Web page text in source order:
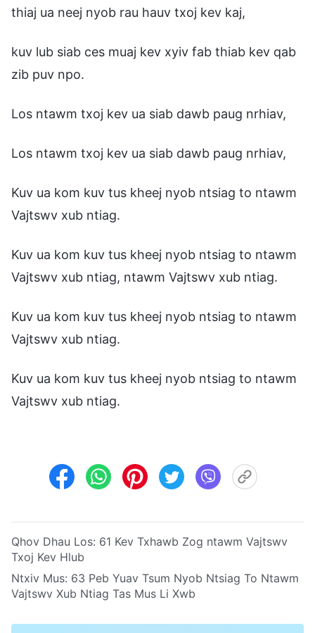
thiaj ua neej nyob rau hauv txoj kev kaj,
kuv lub siab ces muaj kev xyiv fab thiab kev qab
zib puv npo.
Los ntawm txoj kev ua siab dawb paug nrhiav,
Los ntawm txoj kev ua siab dawb paug nrhiav,
Kuv ua kom kuv tus kheej nyob ntsiag to ntawm
Vajtswv xub ntiag.
Kuv ua kom kuv tus kheej nyob ntsiag to ntawm
Vajtswv xub ntiag, ntawm Vajtswv xub ntiag.
Kuv ua kom kuv tus kheej nyob ntsiag to ntawm
Vajtswv xub ntiag.
Kuv ua kom kuv tus kheej nyob ntsiag to ntawm
Vajtswv xub ntiag.
Qhov Dhau Los: 61 Kev Txhawb Zog ntawm Vajtswv
Txoj Kev Hlub
Ntxiv Mus: 63 Peb Yuav Tsum Nyob Ntsiag To Ntawm
Vajtswv Xub Ntiag Tas Mus Li Xwb